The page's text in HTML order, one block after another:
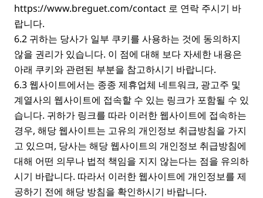
https://www.breguet.com/contact 로 연락 주시기 바
랍니다.
6.2 귀하는 당사가 일부 쿠키를 사용하는 것에 동의하지
않을 권리가 있습니다. 이 점에 대해 보다 자세한 내용은
아래 쿠키와 관련된 부분을 참고하시기 바랍니다.
6.3 웹사이트에서는 종종 제휴업체 네트워크, 광고주 및
계열사의 웹사이트에 접속할 수 있는 링크가 포함될 수 있
습니다. 귀하가 링크를 따라 이러한 웹사이트에 접속하는
경우, 해당 웹사이트는 고유의 개인정보 취급방침을 가지
고 있으며, 당사는 해당 웹사이트의 개인정보 취급방침에
대해 어떤 의무나 법적 책임을 지지 않는다는 점을 유의하
시기 바랍니다. 따라서 이러한 웹사이트에 개인정보를 제
공하기 전에 해당 방침을 확인하시기 바랍니다.